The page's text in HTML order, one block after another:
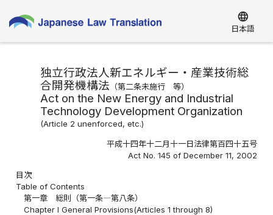
language
日本語
独立行政法人新エネルギー・産業技術総
合開発機構法 （第二条未施行 等）
Act on the New Energy and Industrial
Technology Development Organization
(Article 2 unenforced, etc.)
平成十四年十二月十一日法律第百四十五号
Act No. 145 of December 11, 2002
目次
Table of Contents
第一章 総則（第一条―第八条）
Chapter I General Provisions(Articles 1 through 8)